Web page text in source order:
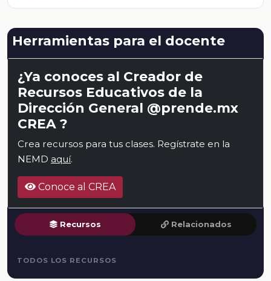
Herramientas para el docente
¿Ya conoces al Creador de
Recursos Educativos de la
Dirección General @prende.mx
CREA ?
Crea recursos para tus clases. Regístrate en la
NEMD aquí.
Conoce al CREA
Recursos Relacionados
TODOS LOS RECURSOS